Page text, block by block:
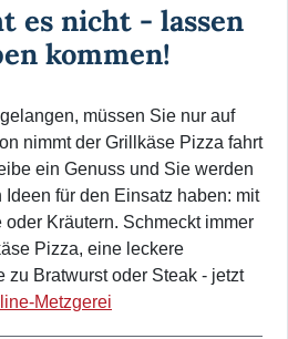
es nicht - lassen
kommen!
müssen Sie nur auf
nimmt der Grillkäse Pizza fahrt
ein Genuss und Sie werden
für den Einsatz haben: mit
Kräutern. Schmeckt immer
Pizza, eine leckere
zu Bratwurst oder Steak - jetzt
Metzgerei